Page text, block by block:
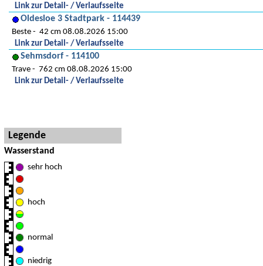
Link zur Detail- / Verlaufsseite
Oldesloe 3 Stadtpark - 114439
Beste
42 cm 08.08.2026 15:00
Link zur Detail- / Verlaufsseite
Sehmsdorf - 114100
Trave
762 cm 08.08.2026 15:00
Link zur Detail- / Verlaufsseite
Legende
Wasserstand
sehr hoch
hoch
normal
niedrig